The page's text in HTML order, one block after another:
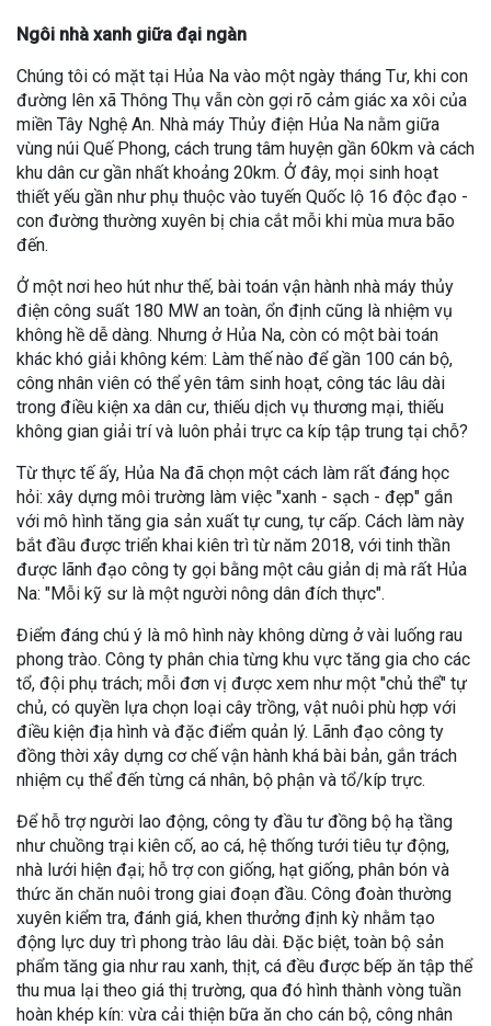
Ngôi nhà xanh giữa đại ngàn
Chúng tôi có mặt tại Hủa Na vào một ngày tháng Tư, khi con
đường lên xã Thông Thụ vẫn còn gợi rõ cảm giác xa xôi của
miền Tây Nghệ An. Nhà máy Thủy điện Hủa Na nằm giữa
vùng núi Quế Phong, cách trung tâm huyện gần 60km và cách
khu dân cư gần nhất khoảng 20km. Ở đây, mọi sinh hoạt
thiết yếu gần như phụ thuộc vào tuyến Quốc lộ 16 độc đạo -
con đường thường xuyên bị chia cắt mỗi khi mùa mưa bão
đến.
Ở một nơi heo hút như thế, bài toán vận hành nhà máy thủy
điện công suất 180 MW an toàn, ổn định cũng là nhiệm vụ
không hề dễ dàng. Nhưng ở Hủa Na, còn có một bài toán
khác khó giải không kém: Làm thế nào để gần 100 cán bộ,
công nhân viên có thể yên tâm sinh hoạt, công tác lâu dài
trong điều kiện xa dân cư, thiếu dịch vụ thương mại, thiếu
không gian giải trí và luôn phải trực ca kíp tập trung tại chỗ?
Từ thực tế ấy, Hủa Na đã chọn một cách làm rất đáng học
hỏi: xây dựng môi trường làm việc "xanh - sạch - đẹp" gắn
với mô hình tăng gia sản xuất tự cung, tự cấp. Cách làm này
bắt đầu được triển khai kiên trì từ năm 2018, với tinh thần
được lãnh đạo công ty gọi bằng một câu giản dị mà rất Hủa
Na: "Mỗi kỹ sư là một người nông dân đích thực".
Điểm đáng chú ý là mô hình này không dừng ở vài luống rau
phong trào. Công ty phân chia từng khu vực tăng gia cho các
tổ, đội phụ trách; mỗi đơn vị được xem như một "chủ thể" tự
chủ, có quyền lựa chọn loại cây trồng, vật nuôi phù hợp với
điều kiện địa hình và đặc điểm quản lý. Lãnh đạo công ty
đồng thời xây dựng cơ chế vận hành khá bài bản, gắn trách
nhiệm cụ thể đến từng cá nhân, bộ phận và tổ/kíp trực.
Để hỗ trợ người lao động, công ty đầu tư đồng bộ hạ tầng
như chuồng trại kiên cố, ao cá, hệ thống tưới tiêu tự động,
nhà lưới hiện đại; hỗ trợ con giống, hạt giống, phân bón và
thức ăn chăn nuôi trong giai đoạn đầu. Công đoàn thường
xuyên kiểm tra, đánh giá, khen thưởng định kỳ nhằm tạo
động lực duy trì phong trào lâu dài. Đặc biệt, toàn bộ sản
phẩm tăng gia như rau xanh, thịt, cá đều được bếp ăn tập thể
thu mua lại theo giá thị trường, qua đó hình thành vòng tuần
hoàn khép kín: vừa cải thiện bữa ăn cho cán bộ, công nhân